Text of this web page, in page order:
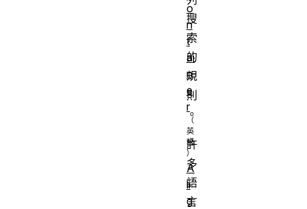
搜
索
的
規
則
。
許
多
語
言
o
n
t
ai
n
e
r
A
li
g